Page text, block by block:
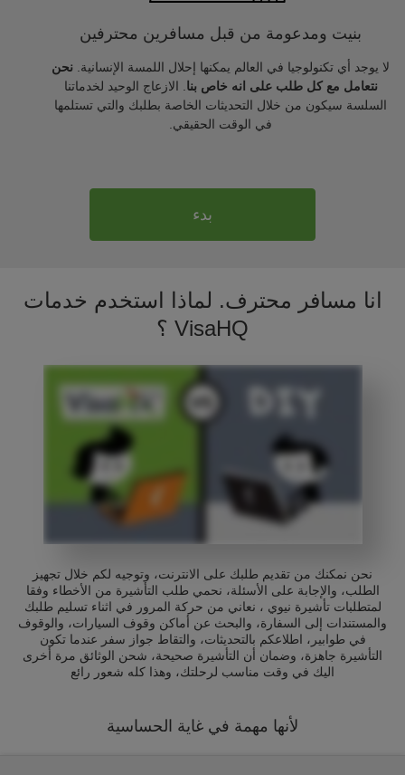
بنيت ومدعومة من قبل مسافرين محترفين
لا يوجد أي تكنولوجيا في العالم يمكنها إحلال اللمسة الإنسانية. نحن
نتعامل مع كل طلب على انه خاص بنا . الازعاج الوحيد لخدماتنا
السلسة سيكون من خلال التحديثات الخاصة بطلبك والتي تستلمها
في الوقت الحقيقي.
بدء
انا مسافر محترف. لماذا استخدم خدمات
VisaHQ ؟
نحن نمكنك من تقديم طلبك على الانترنت، وتوجيه لكم خلال تجهيز
الطلب، والإجابة على الأسئلة، نحمي طلب التأشيرة من الأخطاء وفقا
لمتطلبات تأشيرة نيوي ، نعاني من حركة المرور في اثناء تسليم طلبك
والمستندات إلى السفارة، والبحث عن أماكن وقوف السيارات، والوقوف
في طوابير، اطلاعكم بالتحديثات، والتقاط جواز سفر عندما تكون
التأشيرة جاهزة، وضمان أن التأشيرة صحيحة، شحن الوثائق مرة أخرى
اليك في وقت مناسب لرحلتك، وهذا كله شعور رائع
لأنها مهمة في غاية الحساسية